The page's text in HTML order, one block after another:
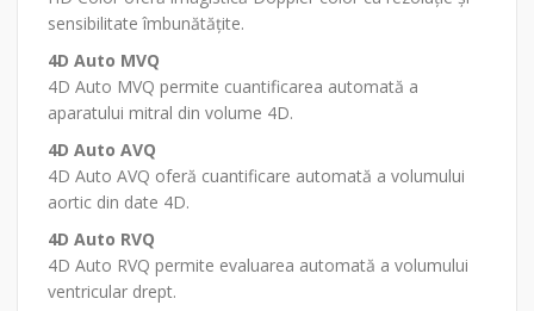
sensibilitate îmbunătățite.
4D Auto MVQ
4D Auto MVQ permite cuantificarea automată a
aparatului mitral din volume 4D.
4D Auto AVQ
4D Auto AVQ oferă cuantificare automată a volumului
aortic din date 4D.
4D Auto RVQ
4D Auto RVQ permite evaluarea automată a volumului
ventricular drept.